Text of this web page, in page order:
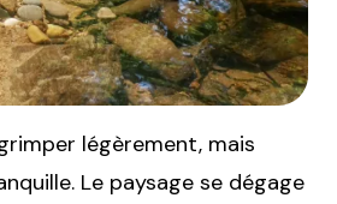
légèrement, mais
Le paysage se dégage